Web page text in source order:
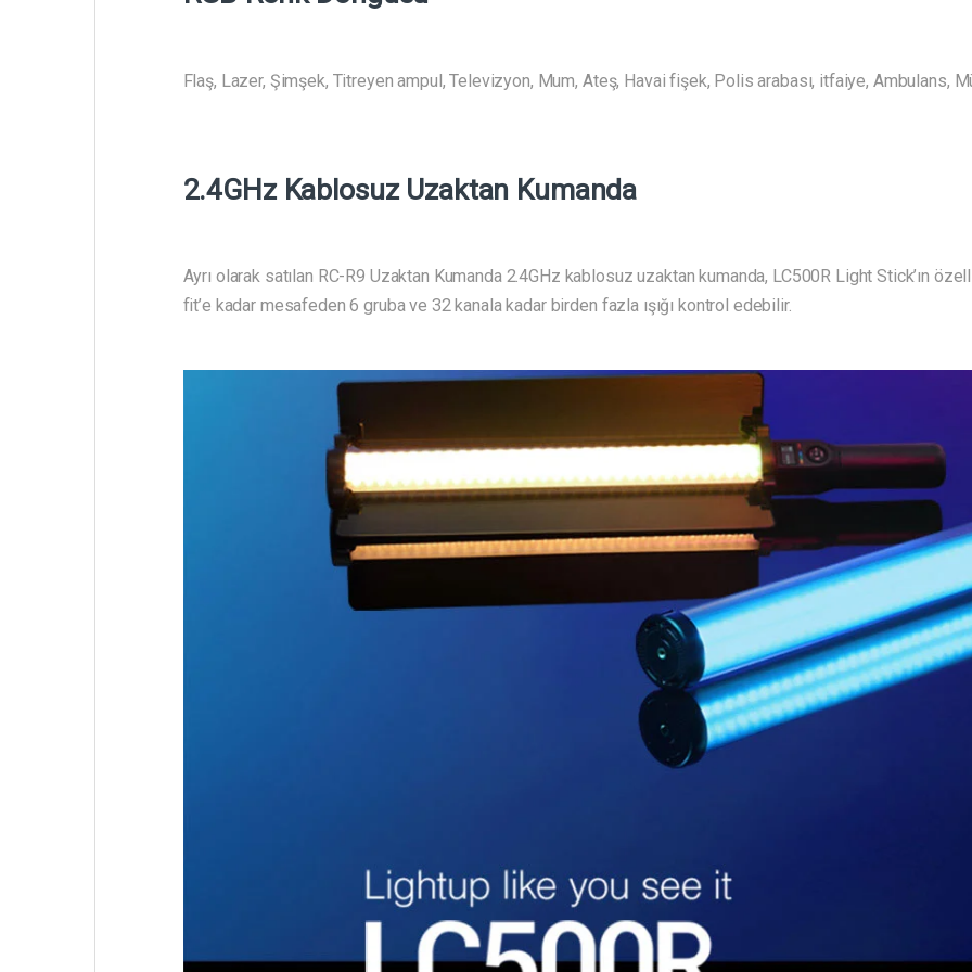
Flaş, Lazer, Şimşek, Titreyen ampul, Televizyon, Mum, Ateş, Havai fişek, Polis arabası, itfaiye, Ambulans,
2.4GHz Kablosuz Uzaktan Kumanda
Ayrı olarak satılan RC-R9 Uzaktan Kumanda 2.4GHz kablosuz uzaktan kumanda, LC500R Light Stick’ın
fit’e kadar mesafeden 6 gruba ve 32 kanala kadar birden fazla ışığı kontrol edebilir.